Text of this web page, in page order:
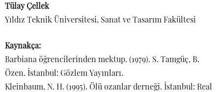
Tülay Çellek
Yıldız Teknik Üniversitesi, Sanat ve Tasarım Fakültesi
Kaynakça:
Barbiana öğrencilerinden mektup. (1979). S. Tamgüç, B.
Özen. İstanbul: Gözlem Yayınları.
Kleinbaum, N. H. (1995). Ölü ozanlar derneği. İstanbul: Real